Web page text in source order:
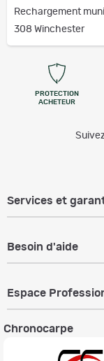
Rechargement
308 Winchester
PROTECTION
ACHETEUR
Services et
Besoin d'aide
Espace
Chronocarpe